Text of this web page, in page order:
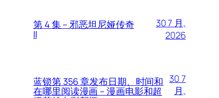
第 4 集 – 邪恶坦尼娅传奇
II
30 7 月,
2026
蓝锁第 356 章发布日期、时间和
在哪里阅读漫画 – 漫画电影和超
30 7
月,